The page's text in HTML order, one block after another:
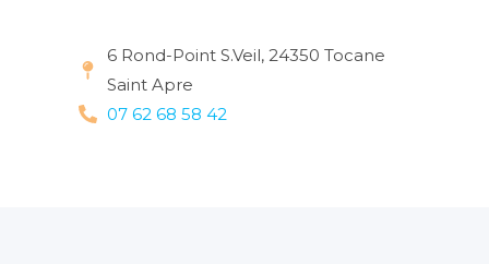
6 Rond-Point S.Veil, 24350 Tocane
Saint Apre
07 62 68 58 42